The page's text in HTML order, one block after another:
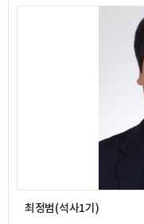
최정범(석사1기)